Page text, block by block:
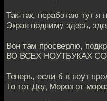
Так-так, поработаю тут я
Экран подниму здесь,
Вон там просверлю,
ВО ВСЕХ НОУТБУКАХ
Теперь, если б в ноут
То тот Дед Мороз от